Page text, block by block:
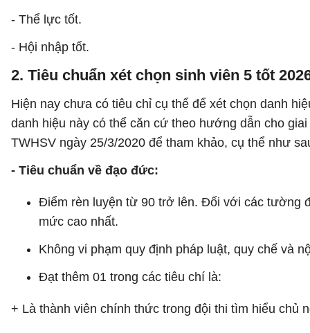
- Thể lực tốt.
- Hội nhập tốt.
2. Tiêu chuẩn xét chọn sinh viên 5 tốt
Hiện nay chưa có tiêu chỉ cụ thể để xét chọn danh
danh hiệu này có thể căn cứ theo hướng dẫn cho
TWHSV ngày 25/3/2020 để tham khảo, cụ thể như
- Tiêu chuẩn về đạo đức:
Điểm rèn luyện từ 90 trở lên. Đối với các tường
mức cao nhất.
Không vi phạm quy định pháp luật, quy chế và
Đạt thêm 01 trong các tiêu chí là:
+ Là thành viên chính thức trong đội thi tìm hiểu